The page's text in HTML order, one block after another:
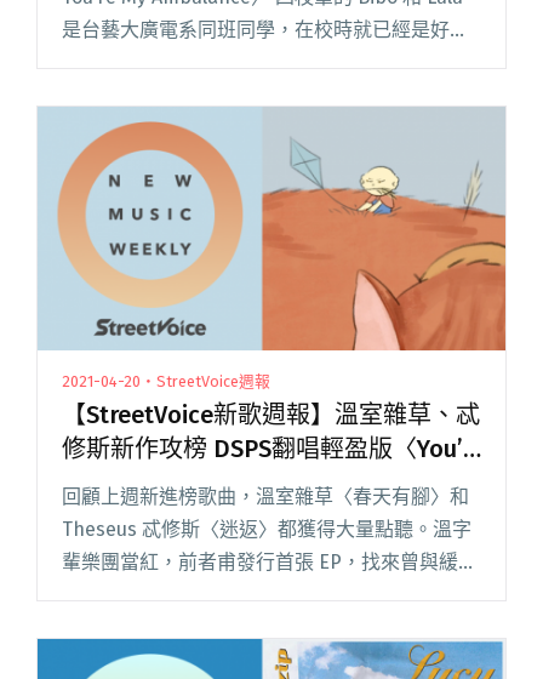
是台藝大廣電系同班同學，在校時就已經是好麻
吉，有一天 Lulu 拔完智齒後回學校宿舍休息，卻
合唱〈我的救護車〉紀念十年友誼"
2021-04-20・StreetVoice週報
【StreetVoice新歌週報】溫室雜草、忒
修斯新作攻榜 DSPS翻唱輕盈版〈You’ll
See〉
回顧上週新進榜歌曲，溫室雜草〈春天有腳〉和
Theseus 忒修斯〈迷返〉都獲得大量點聽。溫字
輩樂團當紅，前者甫發行首張 EP，找來曾與緩
讀全文 "【StreetVoice新歌週報】溫室雜草、忒